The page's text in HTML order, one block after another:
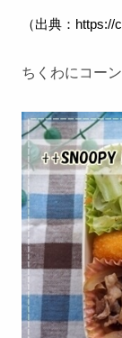
（出典： https://
ちくわにコー